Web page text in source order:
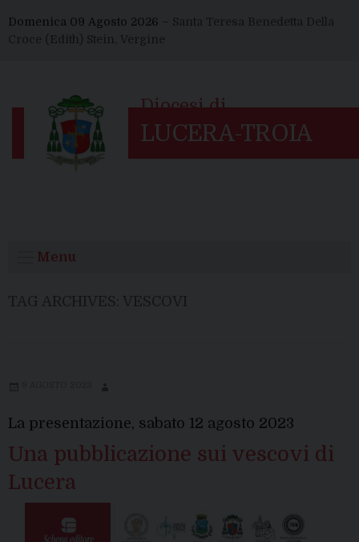
to
content
Domenica 09 Agosto 2026 – Santa Teresa Benedetta Della
Croce (Edith) Stein, Vergine
Menu
La presentazione, sabato 12 agosto 2023
Una pubblicazione sui vescovi di
Lucera